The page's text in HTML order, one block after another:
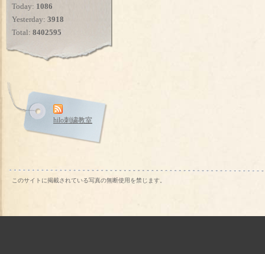
Today: 1086
Yesterday: 3918
Total: 8402595
hilo刺繍教室
このサイトに掲載されている写真の無断使用を禁じます。